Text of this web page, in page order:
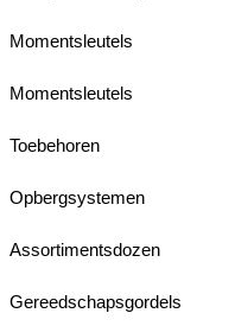
Momentsleutels
Momentsleutels
Toebehoren
Opbergsystemen
Assortimentsdozen
Gereedschapsgordels